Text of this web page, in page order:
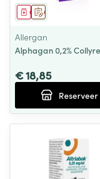
Op voorschrift
Geneesmiddel
Allergan
Alphagan 0,2%
€ 18,85
Reserveer